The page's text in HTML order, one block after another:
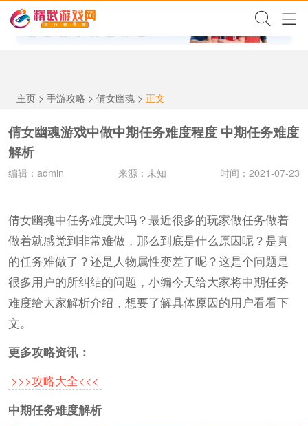
✕
主页> 手游攻略 > 倩女幽魂> 正文
倩女幽魂游戏中做中期任务难度程度 中期任务难度
解析
编辑：admin 来源：未知 时间：2021-07-23
倩女幽魂中任务难度大吗？最近很多的玩家做任务做着
做着就感觉到非常难做，那么到底是什么原因呢？是真
的任务难做了？还是人物属性变差了呢？这是个问题是
很多用户的所纠结的问题，小编今天给大家将中期任务
难度给大家解析介绍，想要了解具体原因的用户看看下
文。
更多攻略资讯：
>>>攻略大全<<<
中期任务难度解析